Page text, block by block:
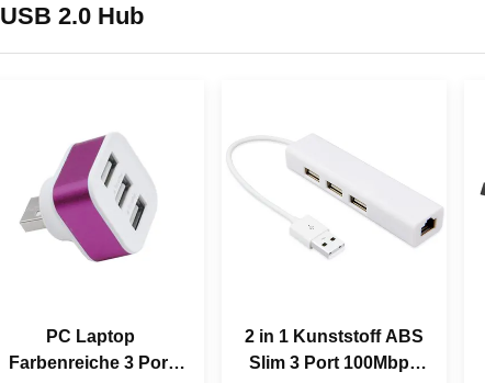
USB 2.0 Hub
PC Laptop
Farbenreiche 3 Port
2 in 1 Kunststoff ABS
Slim 3 Port 100Mbps